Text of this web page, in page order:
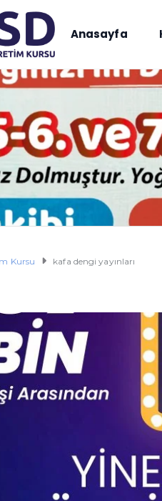
Anasayfa
Kursu kafa dengi yayınları